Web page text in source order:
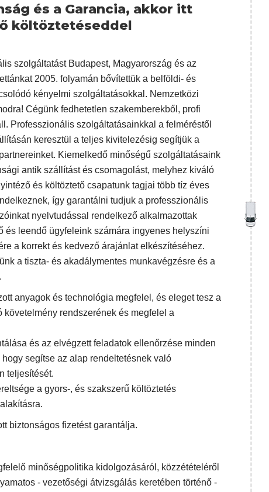
és a Garancia, akkor itt
költöztetéseddel
szolgáltatást Budapest, Magyarország és az
2005. folyamán bővítettük a belföldi- és
kényelmi szolgáltatásokkal. Nemzetközi
Cégünk fedhetetlen szakemberekből, profi
Professzionális szolgáltatásainkkal a felméréstől
keresztül a teljes kivitelezésig segítjük a
Kiemelkedő minőségű szolgáltatásaink
antik szállítást és csomagolást, melyhez kiváló
és költöztető csapatunk tagjai több tíz éves
így garantálni tudjuk a professzionális
nyelvtudással rendelkező alkalmazottak
leendő ügyfeleink számára ingyenes helyszíni
a korrekt és kedvező árajánlat elkészítéséhez.
a tiszta- és akadálymentes munkavégzésre és a
anyagok és technológia megfelel, és eleget tesz a
rendszerének és megfelel a
és az elvégzett feladatok ellenőrzése minden
segítse az alap rendeltetésnek való
teljesítését.
a gyors-, és szakszerű költöztetés
biztonságos fizetést garantálja.
minőségpolitika kidolgozásáról, közzétételéről
- vezetőségi átvizsgálás keretében történő -